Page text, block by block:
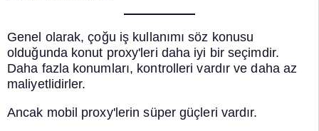
Genel olarak, çoğu iş kullanımı söz konusu
olduğunda konut proxy'leri daha iyi bir seçimdir.
Daha fazla konumları, kontrolleri vardır ve daha az
maliyetlidirler.
Ancak mobil proxy'lerin süper güçleri vardır.